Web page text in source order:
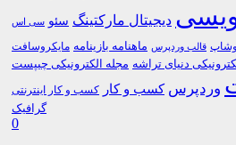
دیجیتال مارکتینگ سئو سی اس
قالب وردپرس ماهنامه بازینامه مایکروسافت
دنیای تراشه مجله الکترونیکی چیپست
وردپرس کسب و کار کسب و کار اینترنتی
گرافیک
0